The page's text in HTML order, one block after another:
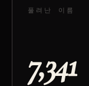
풀려난 이름
7,341